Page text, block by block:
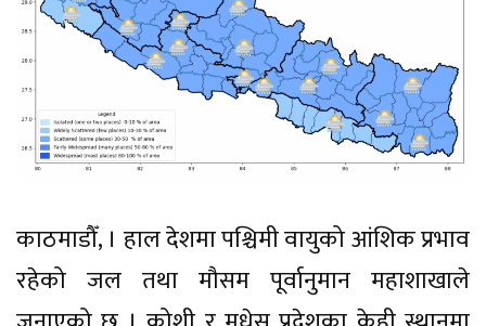
काठमाडौँ, । हाल देशमा पश्चिमी वायुको आंशिक प्रभाव
रहेको जल तथा मौसम पूर्वानुमान महाशाखाले